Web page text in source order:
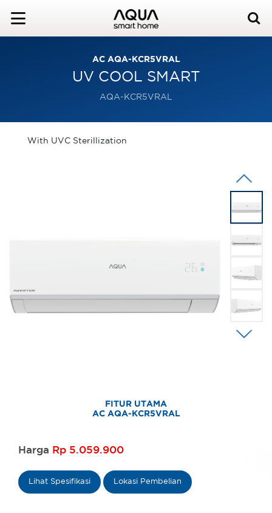
AC AQA-KCR5VRAL
UV COOL SMART
AQA-KCR5VRAL
With UVC Sterillization
FITUR UTAMA
AC AQA-KCR5VRAL
Harga Rp 5.059.900
Lihat Spesifikasi Lokasi Pembelian